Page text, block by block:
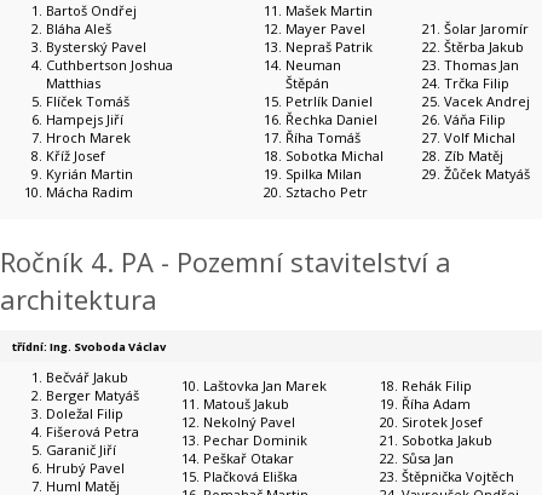
Bartoš Ondřej
Bláha Aleš
Bysterský Pavel
Cuthbertson Joshua
Matthias
Flíček Tomáš
Hampejs Jiří
Hroch Marek
Kříž Josef
Kyrián Martin
Mácha Radim
Mašek Martin
Mayer Pavel
Nepraš Patrik
Neuman
Štěpán
Petrlík Daniel
Řechka Daniel
Říha Tomáš
Sobotka Michal
Spilka Milan
Sztacho Petr
Šolar Jaromír
Štěrba Jakub
Thomas Jan
Trčka Filip
Vacek Andrej
Váňa Filip
Volf Michal
Zíb Matěj
Žůček Matyáš
Ročník 4. PA - Pozemní stavitelství a
architektura
třídní: Ing. Svoboda Václav
Bečvář Jakub
Berger Matyáš
Doležal Filip
Fišerová Petra
Garanič Jiří
Hrubý Pavel
Huml Matěj
Laštovka Jan Marek
Matouš Jakub
Nekolný Pavel
Pechar Dominik
Peškař Otakar
Plačková Eliška
Rehák Filip
Říha Adam
Sirotek Josef
Sobotka Jakub
Sůsa Jan
Štěpnička Vojtěch